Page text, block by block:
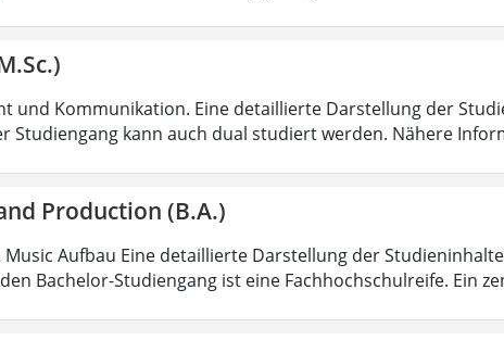
und Kommunikation. Eine detaillierte Darstellung der
Studiengang kann auch dual studiert werden. Nähere
Production (B.A.)
Music Aufbau Eine detaillierte Darstellung der
Bachelor-Studiengang ist eine Fachhochschulreife. Ein